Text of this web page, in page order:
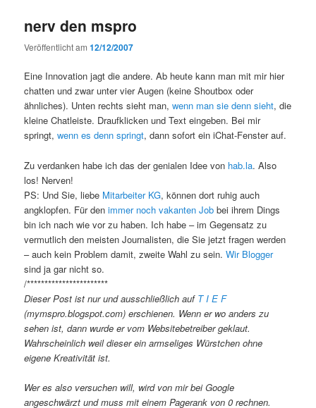
nerv den mspro
Veröffentlicht am12/12/2007
Eine Innovation jagt die andere. Ab heute kann man mit mir hier
chatten und zwar unter vier Augen (keine Shoutbox oder
ähnliches). Unten rechts sieht man,wenn man sie denn sieht, die
kleine Chatleiste. Draufklicken und Text eingeben. Bei mir
springt,wenn es denn springt, dann sofort ein iChat-Fenster auf.
Zu verdanken habe ich das der genialen Idee von hab.la. Also
los! Nerven!
PS: Und Sie, liebe Mitarbeiter KG, können dort ruhig auch
angklopfen. Für denimmer noch vakanten Job bei ihrem Dings
bin ich nach wie vor zu haben. Ich habe – im Gegensatz zu
vermutlich den meisten Journalisten, die Sie jetzt fragen werden
– auch kein Problem damit, zweite Wahl zu sein.Wir Blogger
sind ja gar nicht so.
/***********************
Dieser Post ist nur und ausschließlich auf T I E F
(mymspro.blogspot.com) erschienen. Wenn er wo anders zu
sehen ist, dann wurde er vom Websitebetreiber geklaut.
Wahrscheinlich weil dieser ein armseliges Würstchen ohne
eigene Kreativität ist.
Wer es also versuchen will, wird von mir bei Google
angeschwärzt und muss mit einem Pagerank von 0 rechnen.